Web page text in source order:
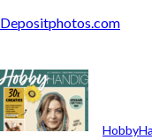
Depositphotos.com
ARCHIEF